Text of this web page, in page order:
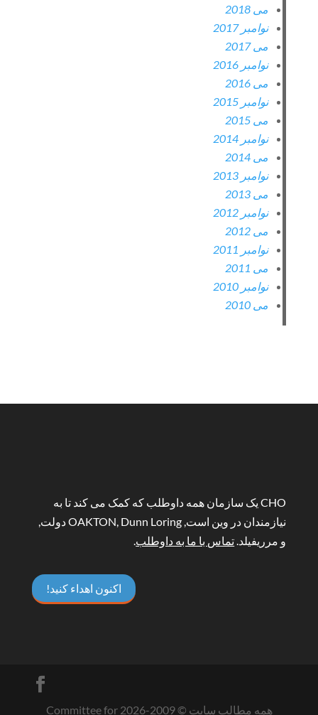
می 2018
نوامبر 2017
می 2017
نوامبر 2016
می 2016
نوامبر 2015
می 2015
نوامبر 2014
می 2014
نوامبر 2013
می 2013
نوامبر 2012
می 2012
نوامبر 2011
می 2011
نوامبر 2010
می 2010
CHO یک سازمان همه داوطلب که کمک می کند تا به
نیازمندان در وین است, OAKTON, Dunn Loring دولت,
و مرریفیلد.تماس با ما به داوطلب.
اکنون اهداء کنید!
همه مطالب سایت © 2009- 2026
Committee for